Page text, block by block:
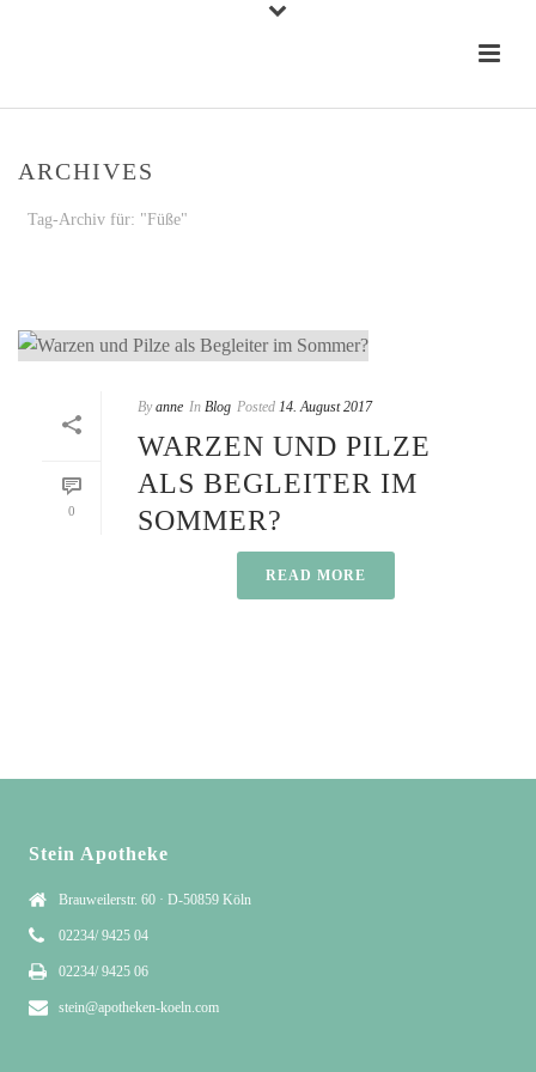
ARCHIVES
Tag-Archiv für: "Füße"
0
By anne In Blog Posted 14. August 2017
WARZEN UND PILZE
ALS BEGLEITER IM
SOMMER?
READ MORE
Stein Apotheke
Brauweilerstr. 60 · D-50859 Köln
02234/ 9425 04
02234/ 9425 06
stein@apotheken-koeln.com